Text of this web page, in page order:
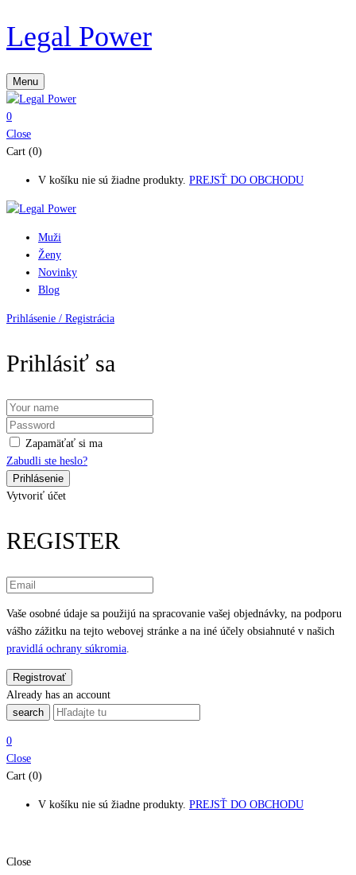
Legal Power
Menu
0
Close
Cart (0)
V košíku nie sú žiadne produkty. PREJSŤ DO OBCHODU
Muži
Ženy
Novinky
Blog
Prihlásenie / Registrácia
Prihlásiť sa
Zapamäťať si ma
Zabudli ste heslo?
Vytvoriť účet
REGISTER
Vaše osobné údaje sa použijú na spracovanie vašej objednávky, na podporu
vášho zážitku na tejto webovej stránke a na iné účely obsiahnuté v našich
pravidlá ochrany súkromia
Already has an account
search
0
Close
Cart (0)
V košíku nie sú žiadne produkty. PREJSŤ DO OBCHODU
Close